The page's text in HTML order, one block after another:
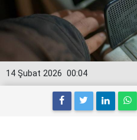
00:04
14 Şubat 2026